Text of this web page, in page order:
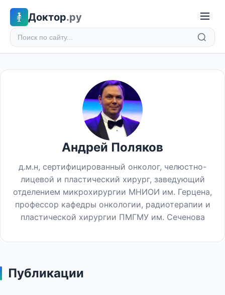
Доктор.ру
Андрей Поляков
д.м.н, сертифицированный онколог, челюстно-
лицевой и пластический хирург, заведующий
отделением микрохирургии МНИОИ им. Герцена,
профессор кафедры онкологии, радиотерапии и
пластической хирургии ПМГМУ им. Сеченова
Публикации